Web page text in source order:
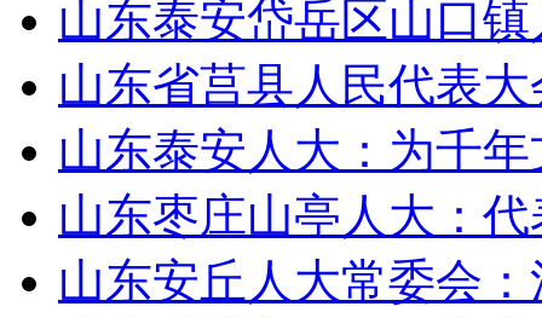
山东泰安岱岳区山口
山东省莒县人民代表
山东泰安人大：为千
山东枣庄山亭人大：
山东安丘人大常委会